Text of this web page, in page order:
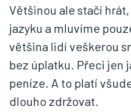
Většinou ale stačí
jazyku a mluvíme
většina lidí veškerou
bez úplatku. Přeci jen
peníze. A to platí
dlouho zdržovat.